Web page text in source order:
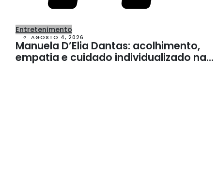
Entretenimento
AGOSTO 4, 2026
Manuela D’Elia Dantas: acolhimento,
empatia e cuidado individualizado na